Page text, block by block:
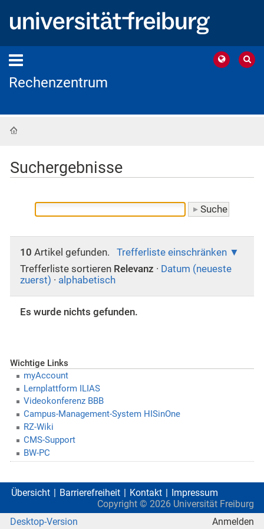
Rechenzentrum
Suchergebnisse
10 Artikel gefunden.
Trefferliste einschränken
Trefferliste sortieren Relevanz · Datum (neueste
zuerst) · alphabetisch
Es wurde nichts gefunden.
Wichtige Links
myAccount
Lernplattform ILIAS
Videokonferenz BBB
Campus-Management-System HISinOne
RZ-Wiki
CMS-Support
BW-PC
Übersicht Barrierefreiheit Kontakt
Impressum
Copyright © 2026 Universität Freiburg
Desktop-Version
Anmelden